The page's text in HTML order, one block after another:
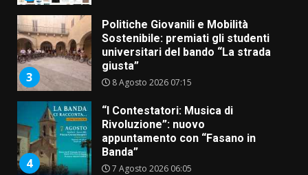
3
Politiche Giovanili e Mobilità
Sostenibile: premiati gli studenti
universitari del bando “La strada
giusta”
8 Agosto 2026 07:15
4
“I Contestatori: Musica di
Rivoluzione”: nuovo
appuntamento con “Fasano in
Banda”
7 Agosto 2026 06:05